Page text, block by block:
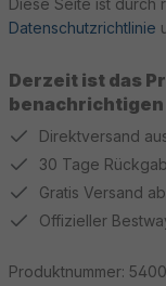
Derzeit ist das
benachrichtigen
Diese Seite ist durch
Datenschutzrichtlinie
Direktversand
30 Tage
Gratis Versand
Offizieller
Produktnummer: